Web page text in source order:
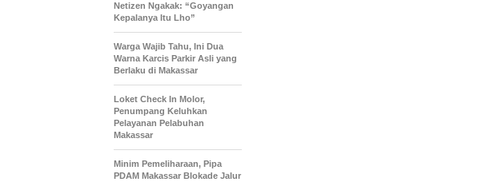
Netizen Ngakak: “Goyangan
Kepalanya Itu Lho”
Warga Wajib Tahu, Ini Dua
Warna Karcis Parkir Asli yang
Berlaku di Makassar
Loket Check In Molor,
Penumpang Keluhkan
Pelayanan Pelabuhan
Makassar
Minim Pemeliharaan, Pipa
PDAM Makassar Blokade Jalur